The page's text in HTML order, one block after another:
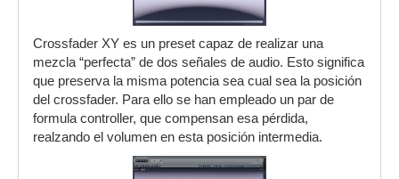
Crossfader XY es un preset capaz de realizar una
mezcla “perfecta” de dos señales de audio. Esto significa
que preserva la misma potencia sea cual sea la posición
del crossfader. Para ello se han empleado un par de
formula controller, que compensan esa pérdida,
realzando el volumen en esta posición intermedia.